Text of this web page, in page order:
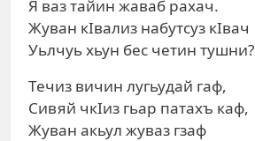
Я ваз тайин жаваб рахач.
Жуван кIвализ набутсуз кIвач
Уьлчуь хьун бес четин тушни?
Течиз вичин лугьудай гаф,
Сивяй чкIиз гьар патахъ каф,
Жуван акьул жуваз гзаф